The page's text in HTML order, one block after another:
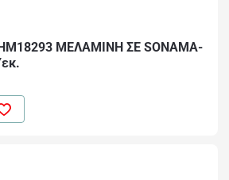
ΜΕΛΑΜΙΝΗ ΣΕ SONAMA-